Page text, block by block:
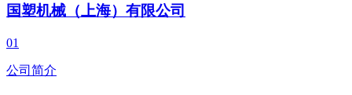
国塑机械（上海）有限公司
01
公司简介